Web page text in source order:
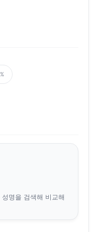
명을 검색해 비교해